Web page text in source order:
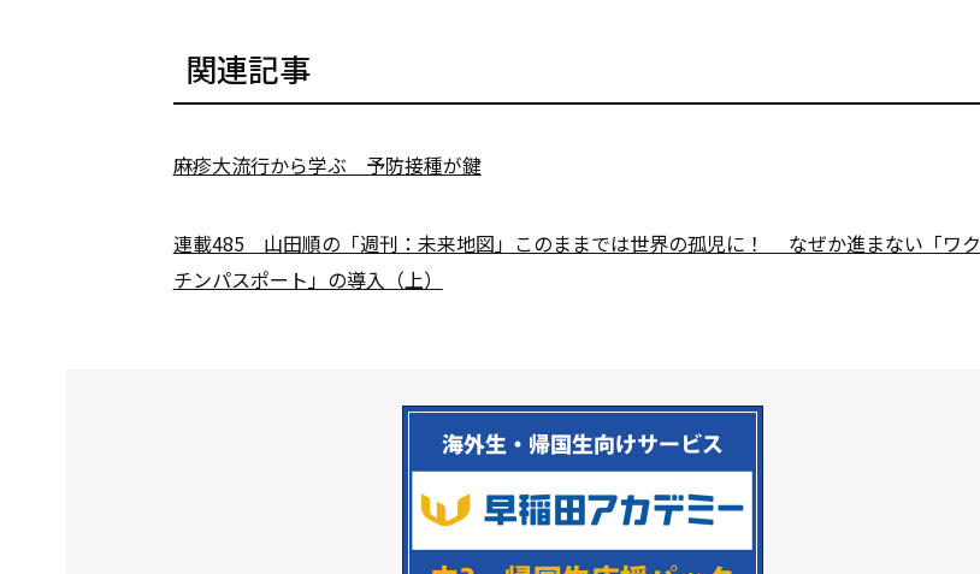
関連記事
麻疹大流行から学ぶ 予防接種が鍵
連載485 山田順の「週刊：未来地図」このままでは世界の孤児に！ なぜか進まない「ワク
チンパスポート」の導入（上）